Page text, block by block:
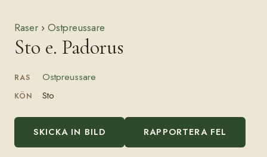
Raser › Ostpreussare
Sto e. Padorus
RAS Ostpreussare
KÖN Sto
SKICKA IN BILD RAPPORTERA FEL